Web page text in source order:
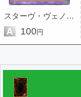
スターヴ・ヴェノム・フュージョ...
A 100円